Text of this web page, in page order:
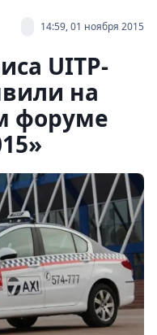
14:59, 01 ноября 2015
UITP-
на
форуме